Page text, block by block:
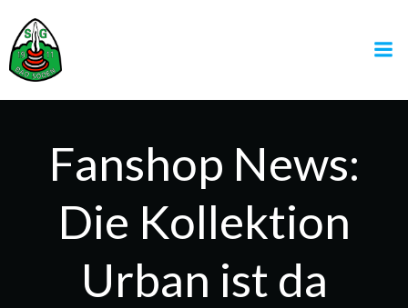
Fanshop News:
Die Kollektion
Urban ist da